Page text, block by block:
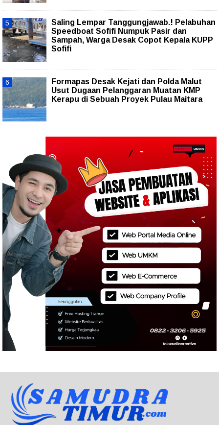
Saling Lempar Tanggungjawab.! Pelabuhan
Speedboat Sofifi Numpuk Pasir dan
Sampah, Warga Desak Copot Kepala KUPP
Sofifi
Formapas Desak Kejati dan Polda Malut
Usut Dugaan Pelanggaran Muatan KMP
Kerapu di Sebuah Proyek Pulau Maitara